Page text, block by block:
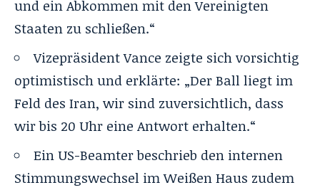
und ein Abkommen mit den Vereinigten
Staaten zu schließen.“
Vizepräsident Vance zeigte sich vorsichtig
optimistisch und erklärte: „Der Ball liegt im
Feld des Iran, wir sind zuversichtlich, dass
wir bis 20 Uhr eine Antwort erhalten.“
Ein US-Beamter beschrieb den internen
Stimmungswechsel im Weißen Haus zudem